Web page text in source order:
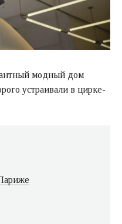
модный дом
устраивали в цирке-